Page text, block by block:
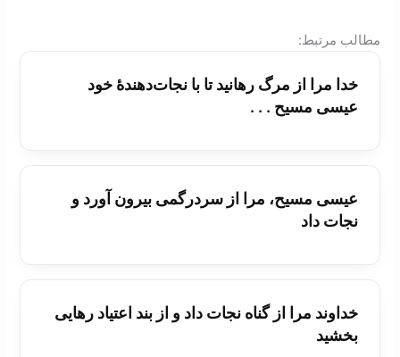
:مطالب مرتبط
خدا مرا از مرگ رهانيد تا با نجات‌دهندۀ خود
عيسی مسيح . . .
عيسی مسيح، مرا از سردرگمی بيرون آورد و
نجات داد
خداوند مرا از گناه نجات داد و از بند اعتياد رهايی
بخشيد